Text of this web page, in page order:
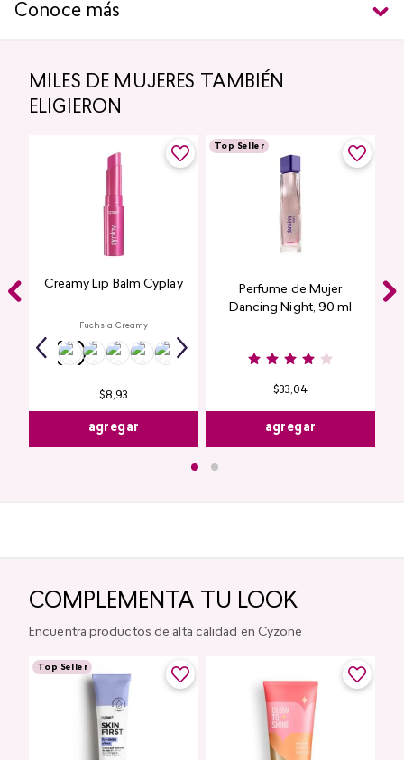
Conoce más
MILES DE MUJERES TAMBIÉN
ELIGIERON
Creamy Lip Balm Cyplay
Fuchsia Creamy
$8,93
agregar
Top Seller
Perfume de Mujer
Dancing Night, 90 ml
$33,04
agregar
COMPLEMENTA TU LOOK
Encuentra productos de alta calidad en Cyzone
Top Seller